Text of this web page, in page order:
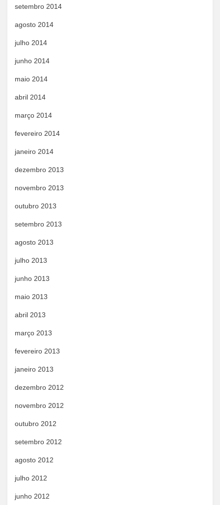
setembro 2014
agosto 2014
julho 2014
junho 2014
maio 2014
abril 2014
março 2014
fevereiro 2014
janeiro 2014
dezembro 2013
novembro 2013
outubro 2013
setembro 2013
agosto 2013
julho 2013
junho 2013
maio 2013
abril 2013
março 2013
fevereiro 2013
janeiro 2013
dezembro 2012
novembro 2012
outubro 2012
setembro 2012
agosto 2012
julho 2012
junho 2012